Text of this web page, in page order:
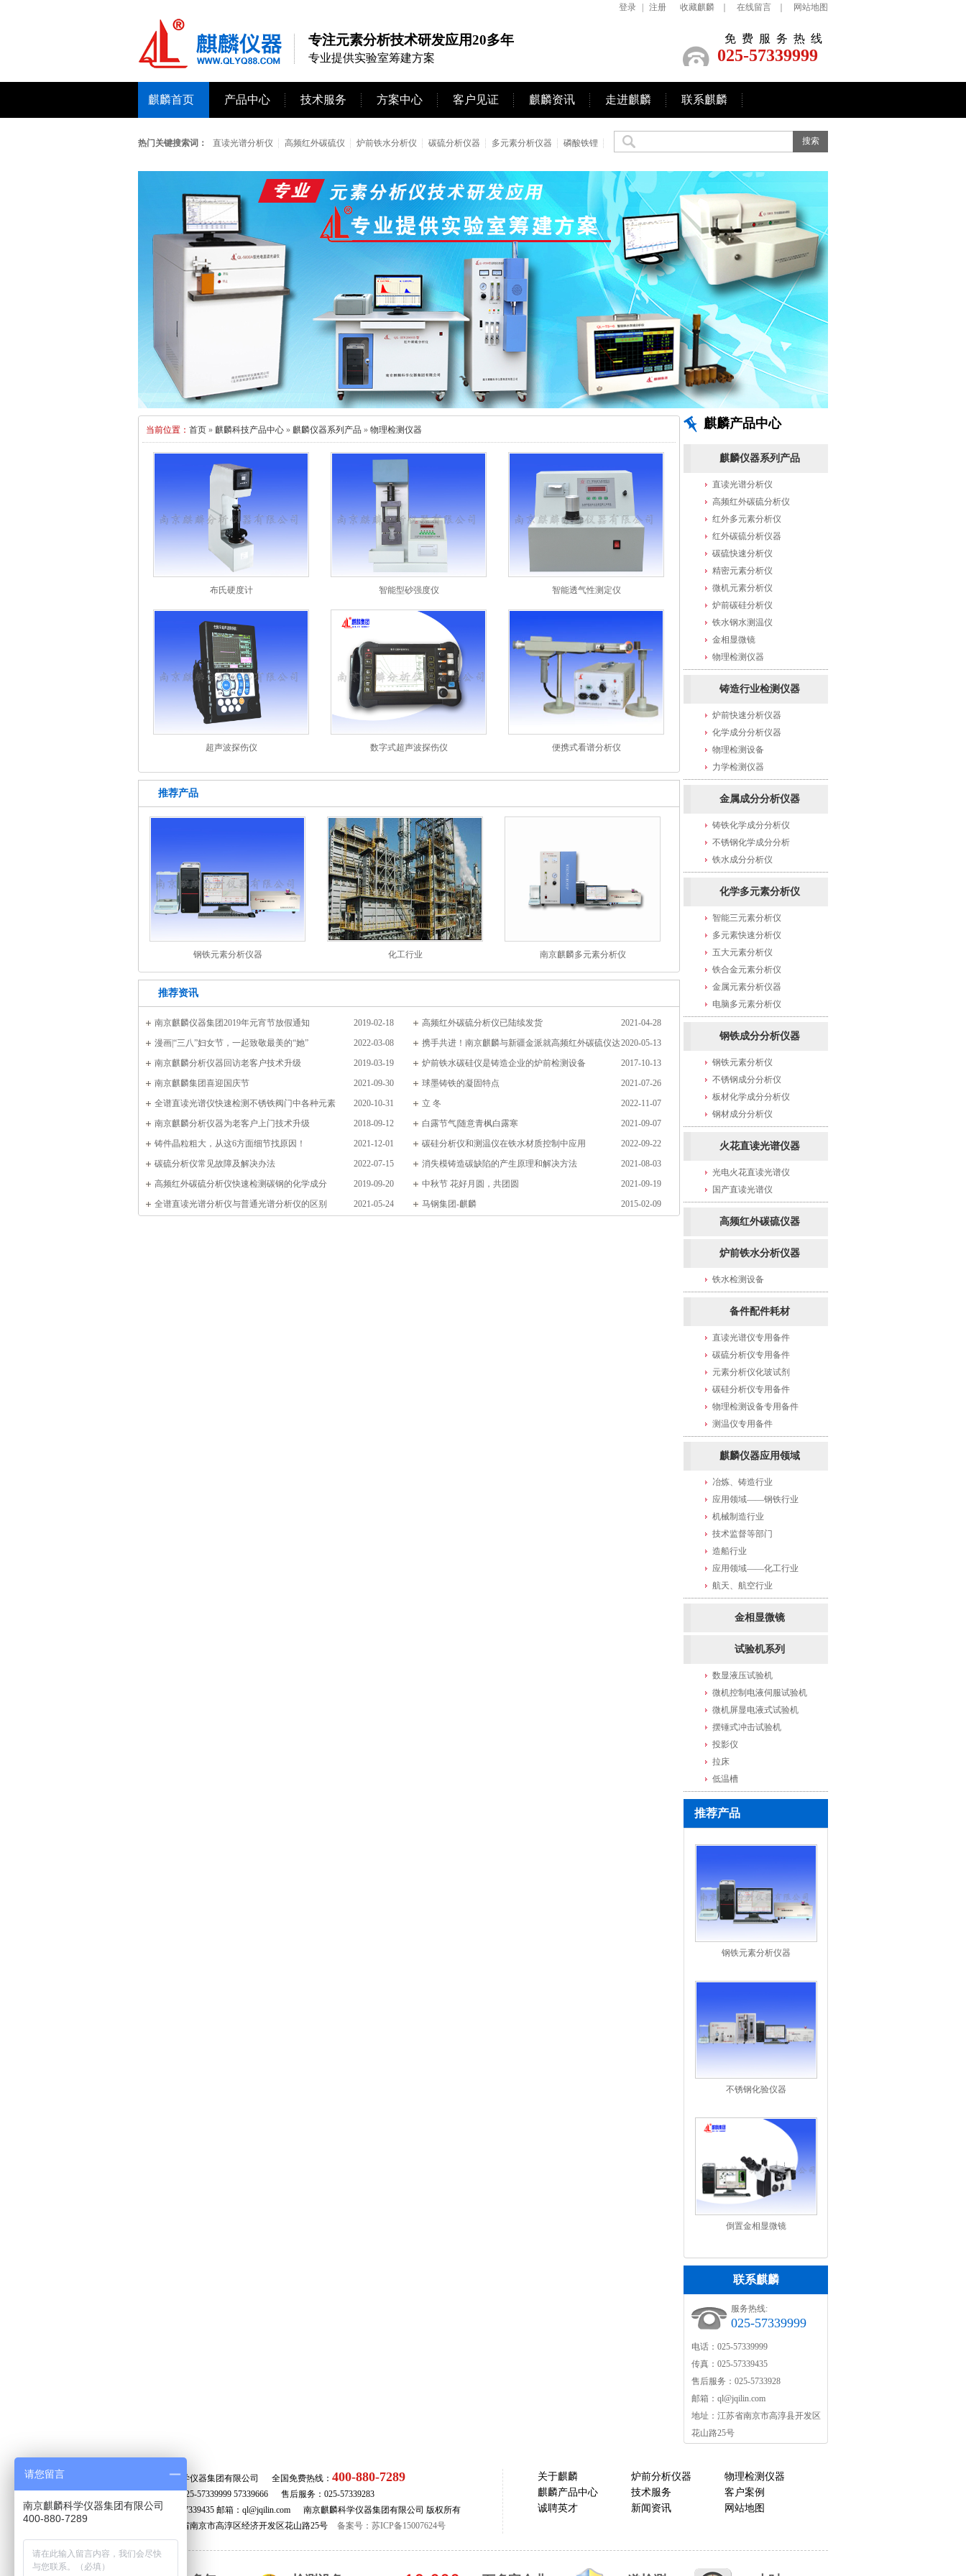
登录 注册 收藏麒麟 在线留言 网站地图
专注元素分析技术研发应用20多年
专业提供实验室筹建方案
免费服务热线
025-57339999
麒麟首页 产品中心 技术服务 方案中心 客户见证 麒麟资讯 走进麒麟 联系麒麟
热门关键搜索词： 直读光谱分析仪 高频红外碳硫仪 炉前铁水分析仪 碳硫分析仪器 多元素分析仪器 磷酸铁锂
当前位置： 首页 » 麒麟科技产品中心 » 麒麟仪器系列产品 » 物理检测仪器
布氏硬度计 智能型砂强度仪 智能透气性测定仪
超声波探伤仪 数字式超声波探伤仪 便携式看谱分析仪
推荐产品
钢铁元素分析仪器 化工行业 南京麒麟多元素分析仪
推荐资讯
2019-02-18
南京麒麟仪器集团2019年元宵节放假通知 2021-04-28
高频红外碳硫分析仪已陆续发货
2022-03-08
漫画|“三八”妇女节，一起致敬最美的“她” 2020-05-13
携手共进！南京麒麟与新疆金派就高频红外碳硫仪达
成第二次合作！
2019-03-19
南京麒麟分析仪器回访老客户技术升级 2017-10-13
炉前铁水碳硅仪是铸造企业的炉前检测设备
2021-09-30
南京麒麟集团喜迎国庆节 2021-07-26
球墨铸铁的凝固特点
2020-10-31
全谱直读光谱仪快速检测不锈铁阀门中各种元素 2022-11-07
立 冬
2018-09-12
南京麒麟分析仪器为老客户上门技术升级 2021-09-07
白露节气|随意青枫白露寒
2021-12-01
铸件晶粒粗大，从这6方面细节找原因！ 2022-09-22
碳硅分析仪和测温仪在铁水材质控制中应用
2022-07-15
碳硫分析仪常见故障及解决办法 2021-08-03
消失模铸造碳缺陷的产生原理和解决方法
2019-09-20
高频红外碳硫分析仪快速检测碳钢的化学成分 2021-09-19
中秋节 花好月圆，共团圆
2021-05-24
全谱直读光谱分析仪与普通光谱分析仪的区别 2015-02-09
马钢集团-麒麟
麒麟产品中心
麒麟仪器系列产品
直读光谱分析仪
高频红外碳硫分析仪
红外多元素分析仪
红外碳硫分析仪器
碳硫快速分析仪
精密元素分析仪
微机元素分析仪
炉前碳硅分析仪
铁水钢水测温仪
金相显微镜
物理检测仪器
铸造行业检测仪器
炉前快速分析仪器
化学成分分析仪器
物理检测设备
力学检测仪器
金属成分分析仪器
铸铁化学成分分析仪
不锈钢化学成分分析
铁水成分分析仪
化学多元素分析仪
智能三元素分析仪
多元素快速分析仪
五大元素分析仪
铁合金元素分析仪
金属元素分析仪器
电脑多元素分析仪
钢铁成分分析仪器
钢铁元素分析仪
不锈钢成分分析仪
板材化学成分分析仪
钢材成分分析仪
火花直读光谱仪器
光电火花直读光谱仪
国产直读光谱仪
高频红外碳硫仪器
炉前铁水分析仪器
铁水检测设备
备件配件耗材
直读光谱仪专用备件
碳硫分析仪专用备件
元素分析仪化玻试剂
碳硅分析仪专用备件
物理检测设备专用备件
测温仪专用备件
麒麟仪器应用领域
冶炼、铸造行业
应用领域——钢铁行业
机械制造行业
技术监督等部门
造船行业
应用领域——化工行业
航天、航空行业
金相显微镜
试验机系列
数显液压试验机
微机控制电液伺服试验机
微机屏显电液式试验机
摆锤式冲击试验机
投影仪
拉床
低温槽
推荐产品
钢铁元素分析仪器
不锈钢化验仪器
倒置金相显微镜
联系麒麟
服务热线:
025-57339999
电话：025-57339999
传真：025-57339435
售后服务：025-5733928
邮箱： ql@jqilin.com
地址：江苏省南京市高淳县开发区
花山路25号
南京麒麟科学仪器集团有限公司 全国免费热线： 400-880-7289
销售电话：025-57339999 57339666 售后服务：025-57339283
传真：025-57339435 邮箱：ql@jqilin.com 南京麒麟科学仪器集团有限公司 版权所有
地址：江苏省南京市高淳区经济开发区花山路25号
备案号：苏ICP备15007624号
关于麒麟 炉前分析仪器
物理检测仪器
麒麟产品中心
技术服务
客户案例
诚聘英才
新闻资讯 网站地图
请您留言
南京麒麟科学仪器集团有限公司
400-880-7289